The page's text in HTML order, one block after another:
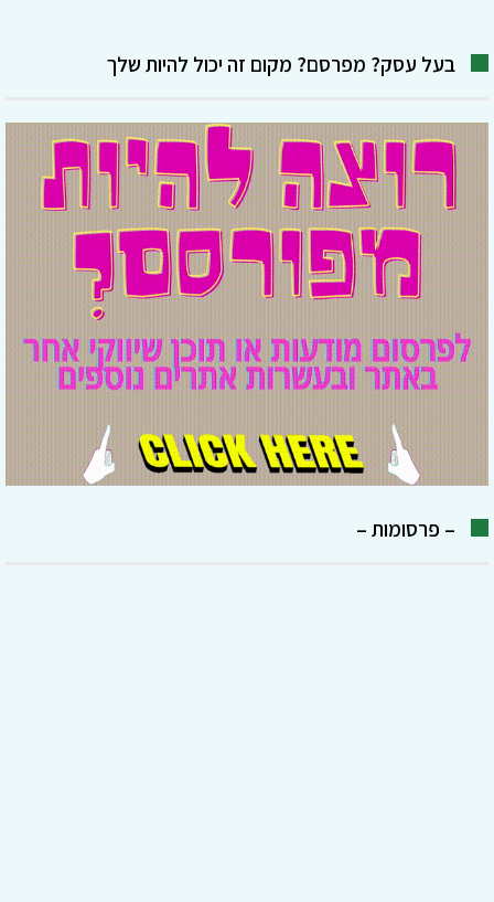
בעל עסק? מפרסם? מקום זה יכול להיות שלך
– פרסומות –